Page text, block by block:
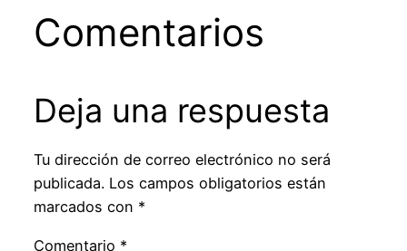
Comentarios
Deja una respuesta
Tu dirección de correo electrónico no será
publicada. Los campos obligatorios están
marcados con *
Comentario *